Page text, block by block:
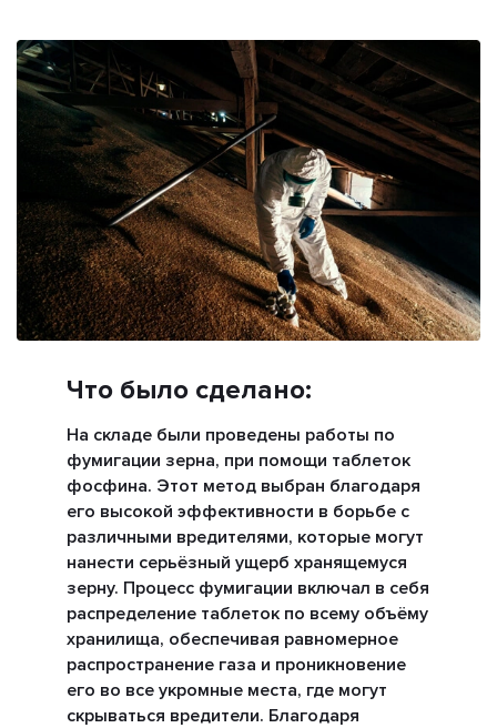
Что было сделано:
На складе были проведены работы по
фумигации зерна, при помощи таблеток
фосфина. Этот метод выбран благодаря
его высокой эффективности в борьбе с
различными вредителями, которые могут
нанести серьёзный ущерб хранящемуся
зерну. Процесс фумигации включал в себя
распределение таблеток по всему объёму
хранилища, обеспечивая равномерное
распространение газа и проникновение
его во все укромные места, где могут
скрываться вредители. Благодаря